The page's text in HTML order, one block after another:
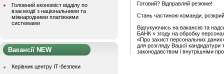
Головний економіст відділу по
взаємодії з національними та
міжнародними платіжними
системами
Вакансії NEW
Керівник центру ІТ-безпеки
Готовий? Відправляй резюме!
Стань частиною команди,
Відгукуючись на вакансію та
БАНК » згоду на обробку
«Про захист персональних
для розгляду Вашої кандидатури
законодавством і внутрішніми